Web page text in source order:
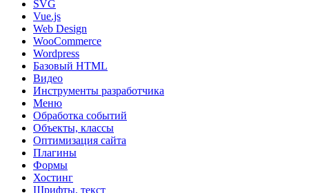
SVG
Vue.js
Web Design
WooCommerce
Wordpress
Базовый HTML
Видео
Инструменты разработчика
Меню
Обработка событий
Объекты, классы
Оптимизация сайта
Плагины
Формы
Хостинг
Шрифты, текст